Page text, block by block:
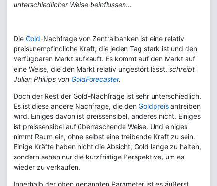
unterschiedlicher Weise beinflussen...
Die Gold-Nachfrage von Zentralbanken ist eine relativ
preisunempfindliche Kraft, die jeden Tag stark ist und den
verfügbaren Markt aufkauft. Es kommt auf den Markt auf
eine Weise, die den Markt relativ ungestört lässt, schreibt
Julian Phillips von GoldForecaster.
Doch der Rest der Gold-Nachfrage ist sehr unterschiedlich.
Es ist diese andere Nachfrage, die den Goldpreis antreiben
wird. Einiges davon ist preissensibel, anderes nicht. Einiges
ist preissensibel auf überraschende Weise. Und einiges
nimmt Raum ein, ohne selbst eine treibende Kraft zu sein.
Einige Kräfte haben nicht die Absicht, Gold lange zu halten,
sondern sehen nur die kurzfristige Perspektive, um es
wieder zu verkaufen.
Innerhalb der oben genannten Parameter ist es äußerst